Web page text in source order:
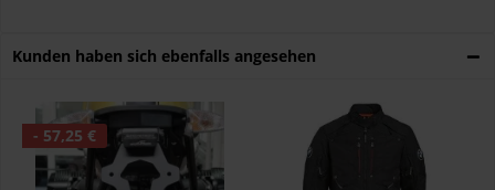
Kunden haben sich ebenfalls angesehen
- 57,25 €